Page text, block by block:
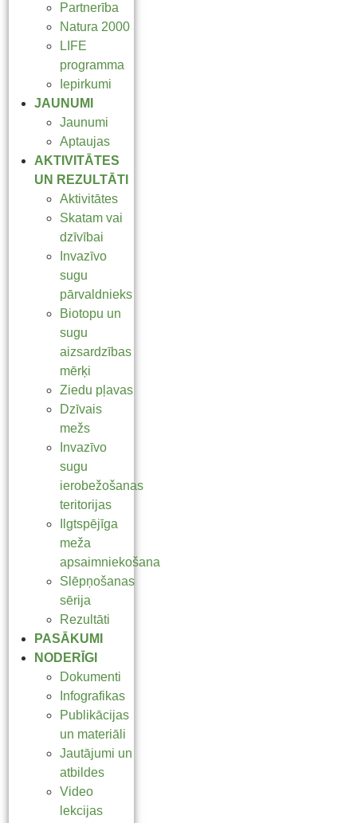
Partnerība
Natura 2000
LIFE
programma
Iepirkumi
JAUNUMI
Jaunumi
Aptaujas
AKTIVITĀTES
UN REZULTĀTI
Aktivitātes
Skatam vai
dzīvībai
Invazīvo
sugu
pārvaldnieks
Biotopu un
sugu
aizsardzības
mērķi
Ziedu pļavas
Dzīvais
mežs
Invazīvo
sugu
ierobežošanas
teritorijas
Ilgtspējīga
meža
apsaimniekošana
Slēpņošanas
sērija
Rezultāti
PASĀKUMI
NODERĪGI
Dokumenti
Infografikas
Publikācijas
un materiāli
Jautājumi un
atbildes
Video
lekcijas